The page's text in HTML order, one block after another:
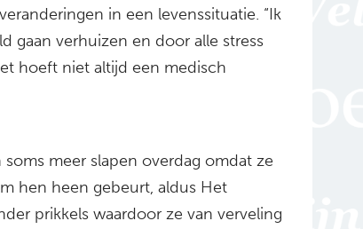
in een levenssituatie. “Ik
gaan verhuizen en door alle stress
hoeft niet altijd een medisch
meer slapen overdag omdat ze
hen heen gebeurt, aldus Het
prikkels waardoor ze van verveling